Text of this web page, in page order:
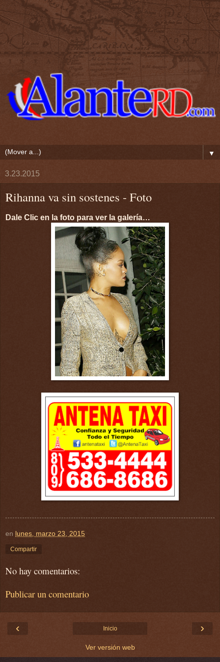
▼
3.23.2015
Rihanna va sin sostenes - Foto
Dale Clic en la foto para ver la galería…
en lunes, marzo 23, 2015
Compartir
No hay comentarios:
Publicar un comentario
‹ ›
Inicio
Ver versión web